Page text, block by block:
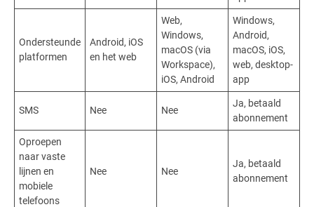
Ondersteunde
platformen
Android, iOS
en het web
Web,
Windows,
macOS (via
Workspace),
iOS, Android
Windows,
Android,
macOS, iOS,
web, desktop-
app
SMS Nee Nee
Ja, betaald
abonnement
Oproepen
naar vaste
lijnen en
mobiele
telefoons
Nee Nee
Ja, betaald
abonnement